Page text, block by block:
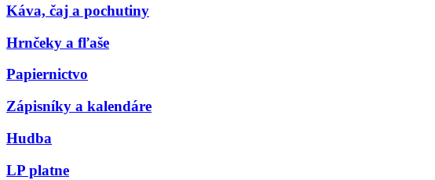
Káva, čaj a pochutiny
Hrnčeky a fľaše
Papiernictvo
Zápisníky a kalendáre
Hudba
LP platne